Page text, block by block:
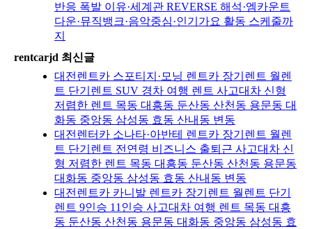
반응 폭발 이유·세계관 REVERSE 해석·엠카운트
다운·뮤직뱅크·음악중심·인기가요 활동 스케줄까
지
rentcarjd 최신글
대전렌트카 스포티지·모닝 렌트카 장기렌트 월렌
트 단기렌트 SUV 경차 여행 렌트 사고대차 신형
저렴한 렌트 목동 대흥동 둔산동 산천동 용문동 대
화동 중앙동 삼성동 효동 산내동 변동
대전렌터카 소나타·아반테 렌트카 장기렌트 월렌
트 단기렌트 전연령 비즈니스 출퇴근 사고대차 신
형 저렴한 렌트 목동 대흥동 둔산동 산천동 용문동
대화동 중앙동 삼성동 효동 산내동 변동
대전렌트카 카니발 렌트카 장기렌트 월렌트 단기
렌트 9인승 11인승 사고대차 여행 렌트 목동 대흥
동 둔산동 산천동 용문동 대화동 중앙동 삼성동 효